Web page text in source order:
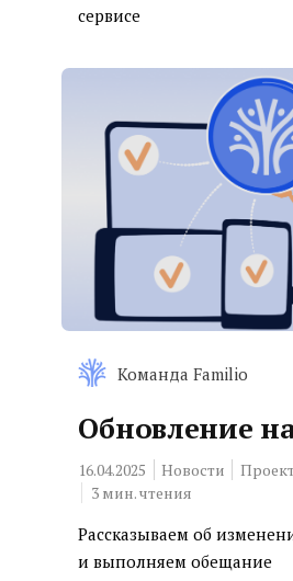
сервисе
Команда Familio
Обновление
16.04.2025 Новости
3 мин. чтения
Рассказываем об
и выполняем обещание